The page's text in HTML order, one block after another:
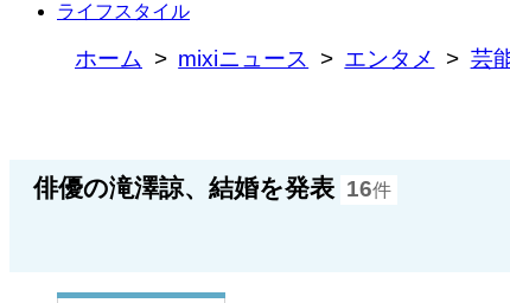
ライフスタイル
ホーム mixiニュース エンタメ 芸
俳優の滝澤諒、結婚を発表 16件